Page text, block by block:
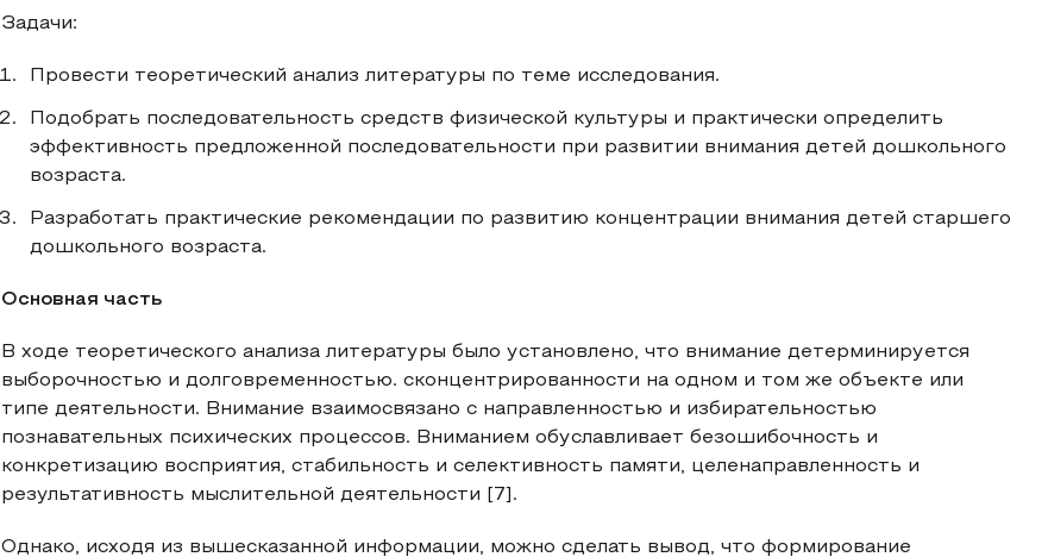
Задачи:
Провести теоретический анализ литературы по теме исследования.
Подобрать последовательность средств физической культуры и практически определить
эффективность предложенной последовательности при развитии внимания детей дошкольного
возраста.
Разработать практические рекомендации по развитию концентрации внимания детей старшего
дошкольного возраста.
Основная часть
В ходе теоретического анализа литературы было установлено, что внимание детерминируется
выборочностью и долговременностью. сконцентрированности на одном и том же объекте или
типе деятельности. Внимание взаимосвязано с направленностью и избирательностью
познавательных психических процессов. Вниманием обуславливает безошибочность и
конкретизацию восприятия, стабильность и селективность памяти, целенаправленность и
результативность мыслительной деятельности [7].
Однако, исходя из вышесказанной информации, можно сделать вывод, что формирование